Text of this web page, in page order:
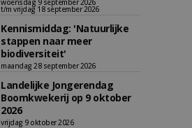
woensdag 9 september 2026
t/m vrijdag 18 september 2026
Kennismiddag: 'Natuurlijke
stappen naar meer
biodiversiteit'
maandag 28 september 2026
Landelijke Jongerendag
Boomkwekerij op 9 oktober
2026
vrijdag 9 oktober 2026